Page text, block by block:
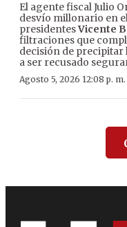
El agente fiscal Julio
desvío millonario en
presidentesVicente
filtraciones que
decisión de precipitar
a ser recusado
Agosto 5, 2026 12:08 p. m.